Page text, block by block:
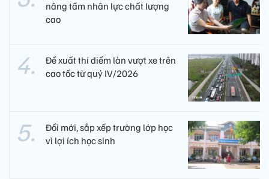
nâng tầm nhân lực chất lượng
cao
Đề xuất thí điểm làn vượt xe trên
cao tốc từ quý IV/2026
Đổi mới, sắp xếp trường lớp học
vì lợi ích học sinh